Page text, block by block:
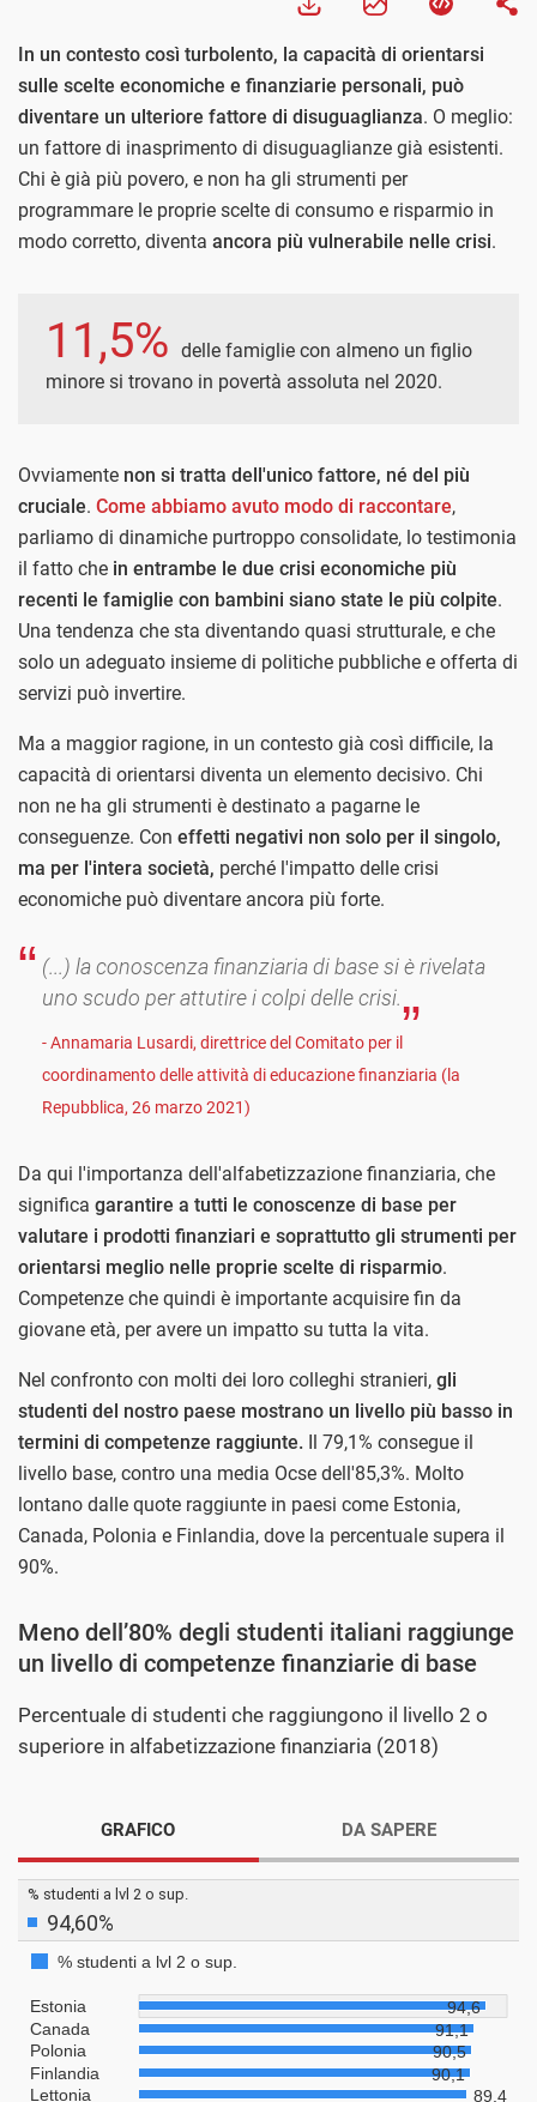
In un contesto così turbolento, la capacità di orientarsi
sulle scelte economiche e finanziarie personali, può
diventare un ulteriore fattore di disuguaglianza. O meglio:
un fattore di inasprimento di disuguaglianze già esistenti.
Chi è già più povero, e non ha gli strumenti per
programmare le proprie scelte di consumo e risparmio in
modo corretto, diventa ancora più vulnerabile nelle crisi.
11,5% delle famiglie con almeno un figlio
minore si trovano in povertà assoluta nel 2020.
Ovviamente non si tratta dell'unico fattore, né del più
cruciale. Come abbiamo avuto modo di raccontare,
parliamo di dinamiche purtroppo consolidate, lo testimonia
il fatto che in entrambe le due crisi economiche più
recenti le famiglie con bambini siano state le più colpite.
Una tendenza che sta diventando quasi strutturale, e che
solo un adeguato insieme di politiche pubbliche e offerta di
servizi può invertire.
Ma a maggior ragione, in un contesto già così difficile, la
capacità di orientarsi diventa un elemento decisivo. Chi
non ne ha gli strumenti è destinato a pagarne le
conseguenze. Con effetti negativi non solo per il singolo,
ma per l'intera società, perché l'impatto delle crisi
economiche può diventare ancora più forte.
(...) la conoscenza finanziaria di base si è rivelata
uno scudo per attutire i colpi delle crisi.
- Annamaria Lusardi, direttrice del Comitato per il
coordinamento delle attività di educazione finanziaria (la
Repubblica, 26 marzo 2021)
Da qui l'importanza dell'alfabetizzazione finanziaria, che
significa garantire a tutti le conoscenze di base per
valutare i prodotti finanziari e soprattutto gli strumenti per
orientarsi meglio nelle proprie scelte di risparmio.
Competenze che quindi è importante acquisire fin da
giovane età, per avere un impatto su tutta la vita.
Nel confronto con molti dei loro colleghi stranieri, gli
studenti del nostro paese mostrano un livello più basso in
termini di competenze raggiunte. Il 79,1% consegue il
livello base, contro una media Ocse dell'85,3%. Molto
lontano dalle quote raggiunte in paesi come Estonia,
Canada, Polonia e Finlandia, dove la percentuale supera il
90%.
Meno dell’80% degli studenti italiani raggiunge
un livello di competenze finanziarie di base
Percentuale di studenti che raggiungono il livello 2 o
superiore in alfabetizzazione finanziaria (2018)
GRAFICO DA SAPERE